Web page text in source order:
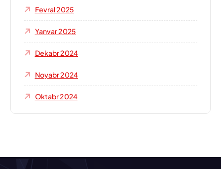
Fevral 2025
Yanvar 2025
Dekabr 2024
Noyabr 2024
Oktabr 2024